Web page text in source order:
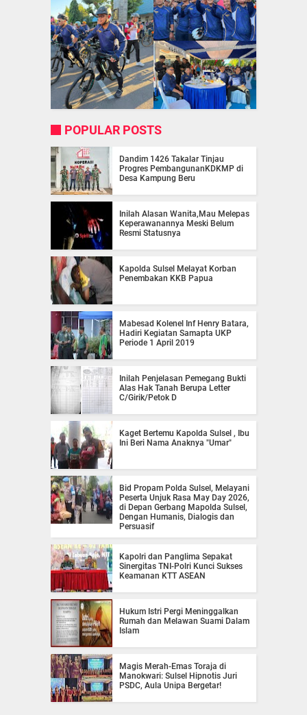
POPULAR POSTS
Dandim 1426 Takalar Tinjau
Progres PembangunanKDKMP di
Desa Kampung Beru
Inilah Alasan Wanita,Mau Melepas
Keperawanannya Meski Belum
Resmi Statusnya
Kapolda Sulsel Melayat Korban
Penembakan KKB Papua
Mabesad Kolenel Inf Henry Batara,
Hadiri Kegiatan Samapta UKP
Periode 1 April 2019
Inilah Penjelasan Pemegang Bukti
Alas Hak Tanah Berupa Letter
C/Girik/Petok D
Kaget Bertemu Kapolda Sulsel , Ibu
Ini Beri Nama Anaknya "Umar"
Bid Propam Polda Sulsel, Melayani
Peserta Unjuk Rasa May Day 2026,
di Depan Gerbang Mapolda Sulsel,
Dengan Humanis, Dialogis dan
Persuasif
Kapolri dan Panglima Sepakat
Sinergitas TNI-Polri Kunci Sukses
Keamanan KTT ASEAN
Hukum Istri Pergi Meninggalkan
Rumah dan Melawan Suami Dalam
Islam
Magis Merah-Emas Toraja di
Manokwari: Sulsel Hipnotis Juri
PSDC, Aula Unipa Bergetar!